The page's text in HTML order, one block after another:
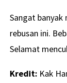
Sangat banyak
rebusan ini.
Selamat
Kredit: Kak